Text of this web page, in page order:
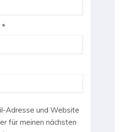
*
Adresse und Website
für meinen nächsten